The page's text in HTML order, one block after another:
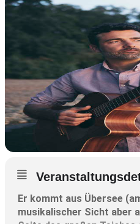
Er kommt aus Übersee
musikalischer Sicht aber